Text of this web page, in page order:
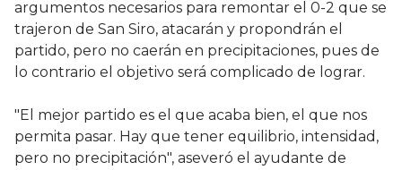
argumentos necesarios para remontar el 0-2 que se
trajeron de San Siro, atacarán y propondrán el
partido, pero no caerán en precipitaciones, pues de
lo contrario el objetivo será complicado de lograr.
"El mejor partido es el que acaba bien, el que nos
permita pasar. Hay que tener equilibrio, intensidad,
pero no precipitación", aseveró el ayudante de